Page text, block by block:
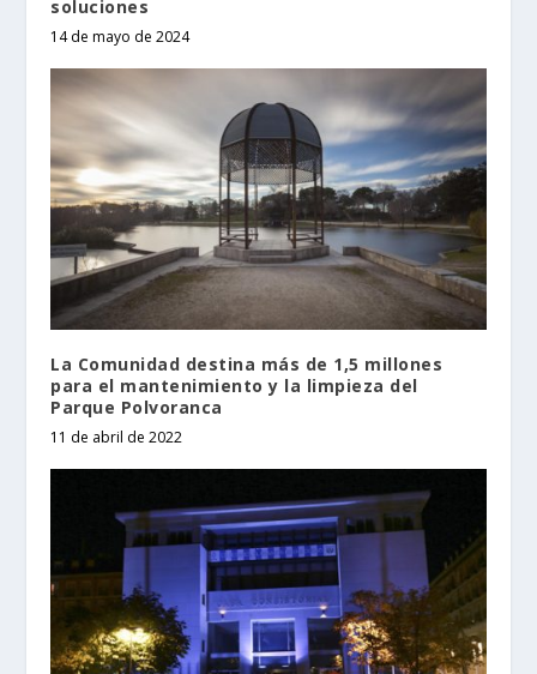
soluciones
14 de mayo de 2024
La Comunidad destina más de 1,5 millones
para el mantenimiento y la limpieza del
Parque Polvoranca
11 de abril de 2022